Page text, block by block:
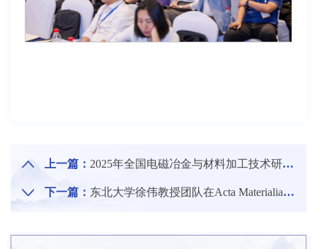
上一篇： 2025年全国电磁冶金与材料加工技术研讨会举行
下一篇： 东北大学徐伟教授团队在Acta Materialia连续刊发人工智能赋能组织分析与材料开发系列文章